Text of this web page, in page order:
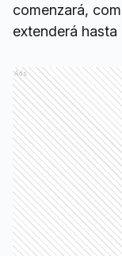
comenzará,
extenderá hasta
Ads